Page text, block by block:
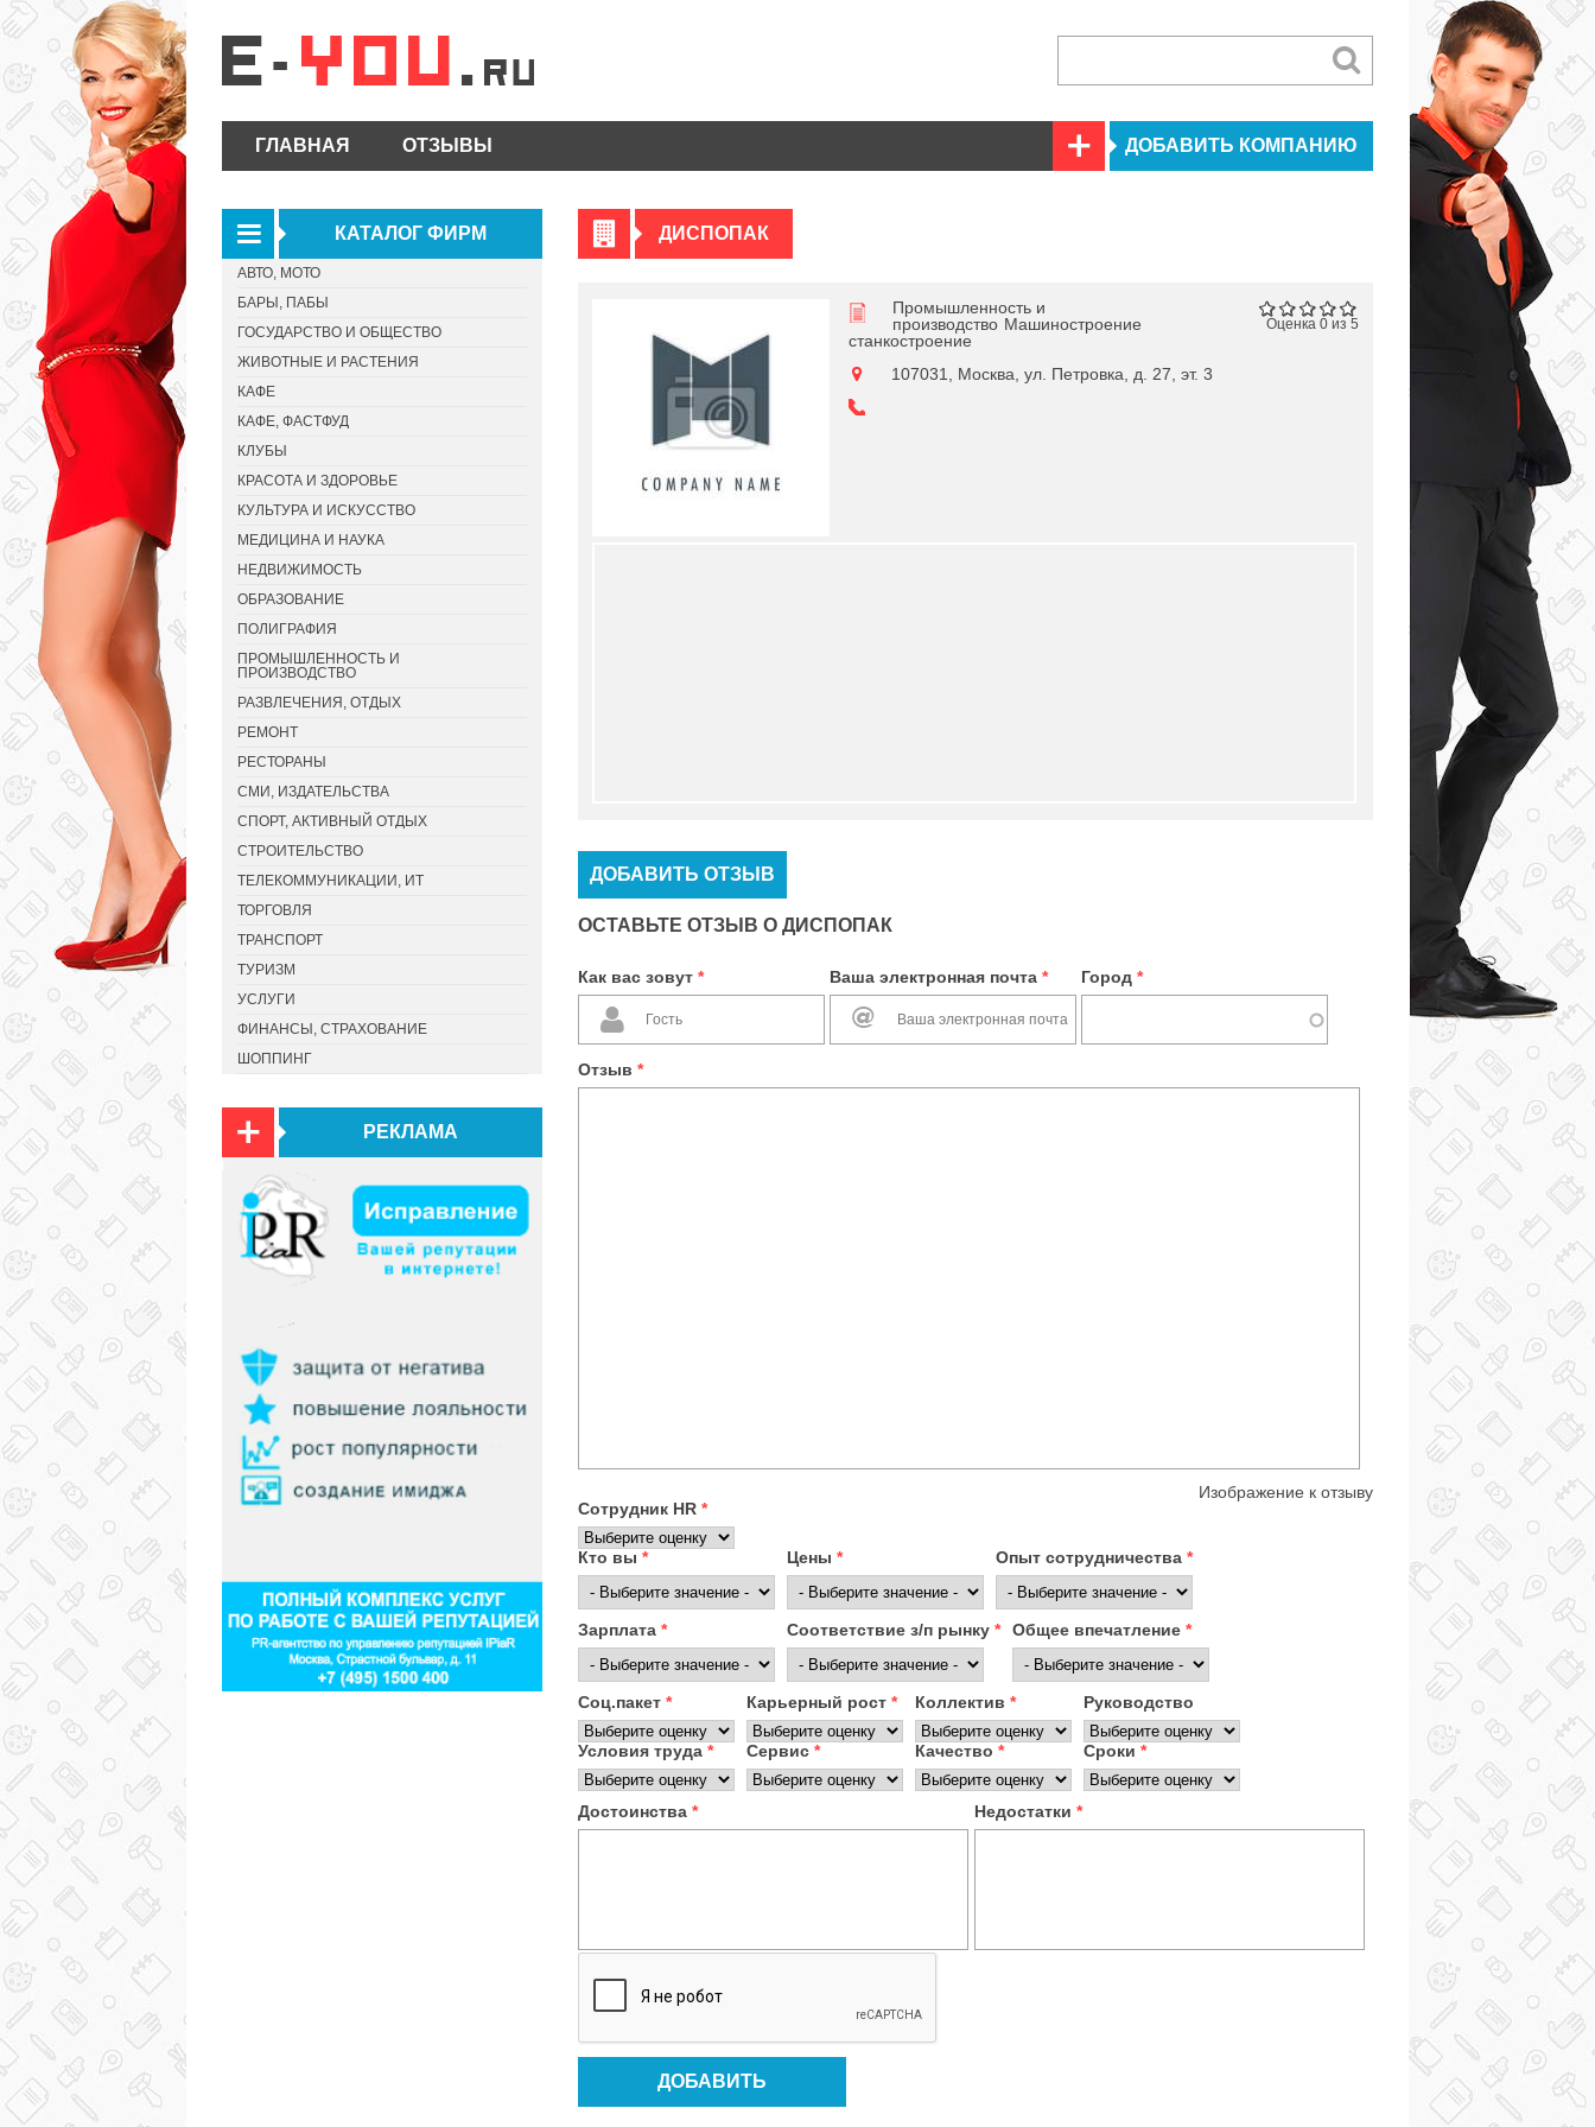
ГЛАВНАЯ ОТЗЫВЫ ДОБАВИТЬ КОМПАНИЮ
ДИСПОПАК
Оценка 0 из 5
Промышленность и
производство Машиностроение
станкостроение
107031, Москва, ул. Петровка, д. 27, эт. 3
ДОБАВИТЬ ОТЗЫВ
ОСТАВЬТЕ ОТЗЫВ О ДИСПОПАК
Как вас зовут * Ваша электронная почта * Город *
Отзыв *
Изображение к отзыву
Сотрудник HR *
Кто вы * Цены * Опыт сотрудничества *
Зарплата * Соответствие з/п рынку * Общее впечатление *
Соц.пакет * Карьерный рост * Коллектив * Руководство
Условия труда * Сервис * Качество * Сроки *
Достоинства * Недостатки *
КАТАЛОГ ФИРМ
АВТО, МОТО
БАРЫ, ПАБЫ
ГОСУДАРСТВО И ОБЩЕСТВО
ЖИВОТНЫЕ И РАСТЕНИЯ
КАФЕ
КАФЕ, ФАСТФУД
КЛУБЫ
КРАСОТА И ЗДОРОВЬЕ
КУЛЬТУРА И ИСКУССТВО
МЕДИЦИНА И НАУКА
НЕДВИЖИМОСТЬ
ОБРАЗОВАНИЕ
ПОЛИГРАФИЯ
ПРОМЫШЛЕННОСТЬ И
ПРОИЗВОДСТВО
РАЗВЛЕЧЕНИЯ, ОТДЫХ
РЕМОНТ
РЕСТОРАНЫ
СМИ, ИЗДАТЕЛЬСТВА
СПОРТ, АКТИВНЫЙ ОТДЫХ
СТРОИТЕЛЬСТВО
ТЕЛЕКОММУНИКАЦИИ, ИТ
ТОРГОВЛЯ
ТРАНСПОРТ
ТУРИЗМ
УСЛУГИ
ФИНАНСЫ, СТРАХОВАНИЕ
ШОППИНГ
РЕКЛАМА